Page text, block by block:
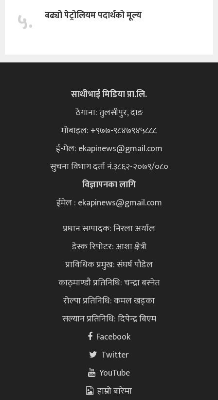
५. बढ्यो पेट्रोलियम पदार्थको मूल्य
साथीभाई मिडिया प्रा.लि.
ठेगाना: तुलसीपुर, दाङ
मोबाइल: +९७७-९८४७९४५८८८
ई-मेल: ekapinews@gmail.com
सुचना विभाग दर्ता नं.३८६२-२०७९/०८०
विज्ञापनका लागि
ईमेल : ekapinews@gmail.com
प्रधान सम्पादक: निरला अर्याल
डेस्क रिपोटर: आशा क्षेत्री
प्राविधिक प्रमुख: संघर्ष पौडेल
काठ्माण्डौ प्रतिनिधि: चन्द्रा बस्नेत
रोल्पा प्रतिनिधि: कमल खड्का
सल्यान प्रतिनिधि: दिपेन्द्र बिएम
Facebook
Twitter
YouTube
हाम्रो बारेमा